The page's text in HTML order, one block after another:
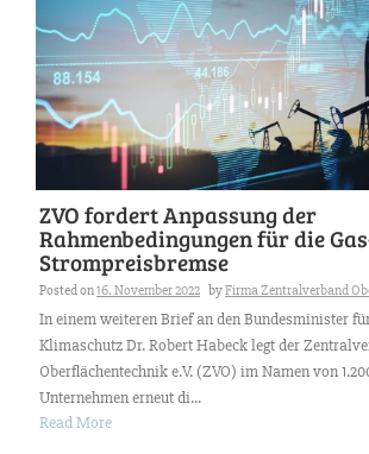
ZVO fordert Anpassung der
Rahmenbedingungen für die
Strompreisbremse
Posted on16. November 2022 byFirma Zentralverband
In einem weiteren Brief an den Bundesminister
Klimaschutz Dr. Robert Habeck legt der
Oberflächentechnik e.V. (ZVO) im Namen von
Unternehmen erneut di...
Read More